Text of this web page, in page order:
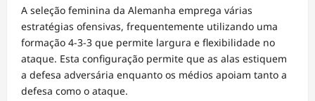
A seleção feminina da Alemanha emprega várias
estratégias ofensivas, frequentemente utilizando uma
formação 4-3-3 que permite largura e flexibilidade no
ataque. Esta configuração permite que as alas estiquem
a defesa adversária enquanto os médios apoiam tanto a
defesa como o ataque.